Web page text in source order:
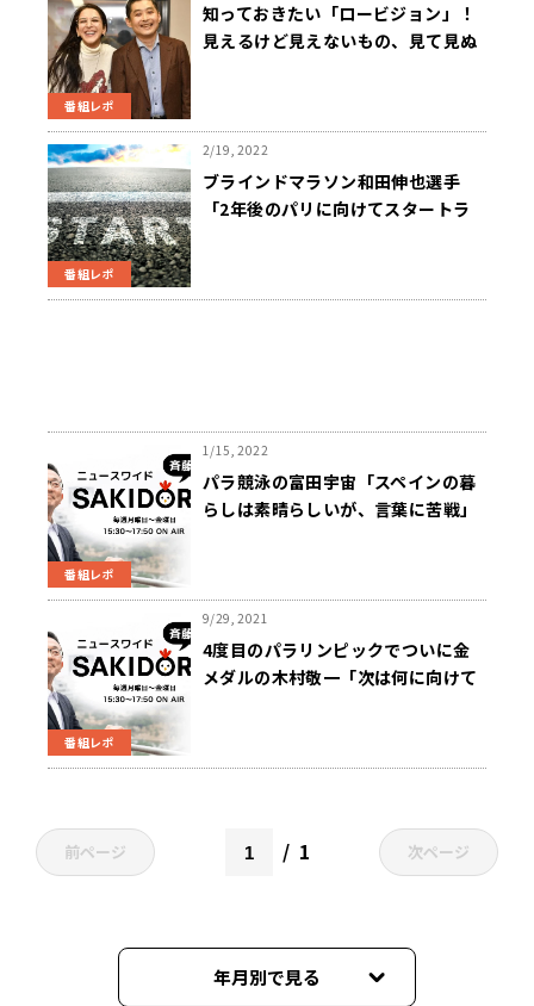
番組レポ
知っておきたい「ロービジョン」！
見えるけど見えないもの、見て見ぬ
番組レポ
2/19, 2022
ブラインドマラソン和田伸也選手
「2年後のパリに向けてスタートラ
番組レポ
1/15, 2022
パラ競泳の富田宇宙「スペインの暮
らしは素晴らしいが、言葉に苦戦」
番組レポ
9/29, 2021
4度目のパラリンピックでついに金
メダルの木村敬一「次は何に向けて
前ページ 1 次ページ
年月別で見る